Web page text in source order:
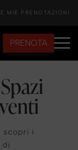
MIE PRENOTAZIONI
PRENOTA
scopri i
di